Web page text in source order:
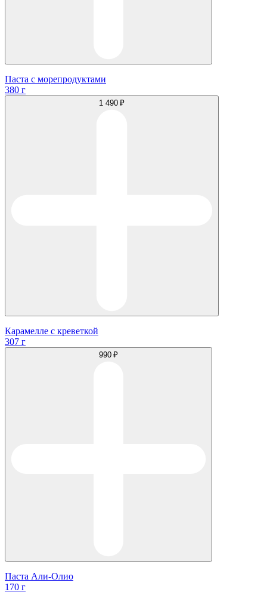
Паста с морепродуктами
380 г
1 490 ₽
Карамелле с креветкой
307 г
990 ₽
Паста Али-Олио
170 г